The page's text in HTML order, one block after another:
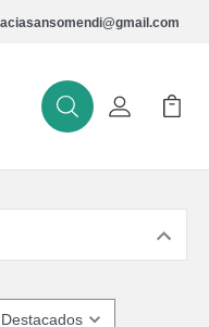
BuscarMi Cuenta
Mi